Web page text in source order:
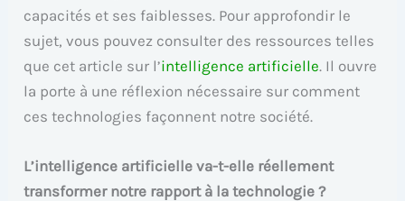
capacités et ses faiblesses. Pour approfondir le
sujet, vous pouvez consulter des ressources telles
que cet article sur l’intelligence artificielle. Il ouvre
la porte à une réflexion nécessaire sur comment
ces technologies façonnent notre société.
L’intelligence artificielle va-t-elle réellement
transformer notre rapport à la technologie ?